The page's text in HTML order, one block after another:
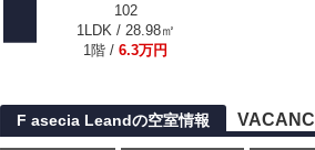
102
1LDK / 28.98㎡
1階 / 6.3万円
F asecia Leandの空室情報